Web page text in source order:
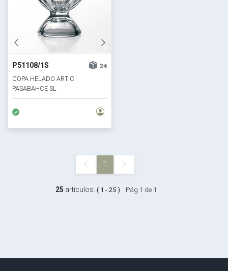
P51108/1S
24
COPA HELADO ARTIC
PASABAHCE SL
1
25 artículos. ( 1 - 25 ) Pág 1 de 1